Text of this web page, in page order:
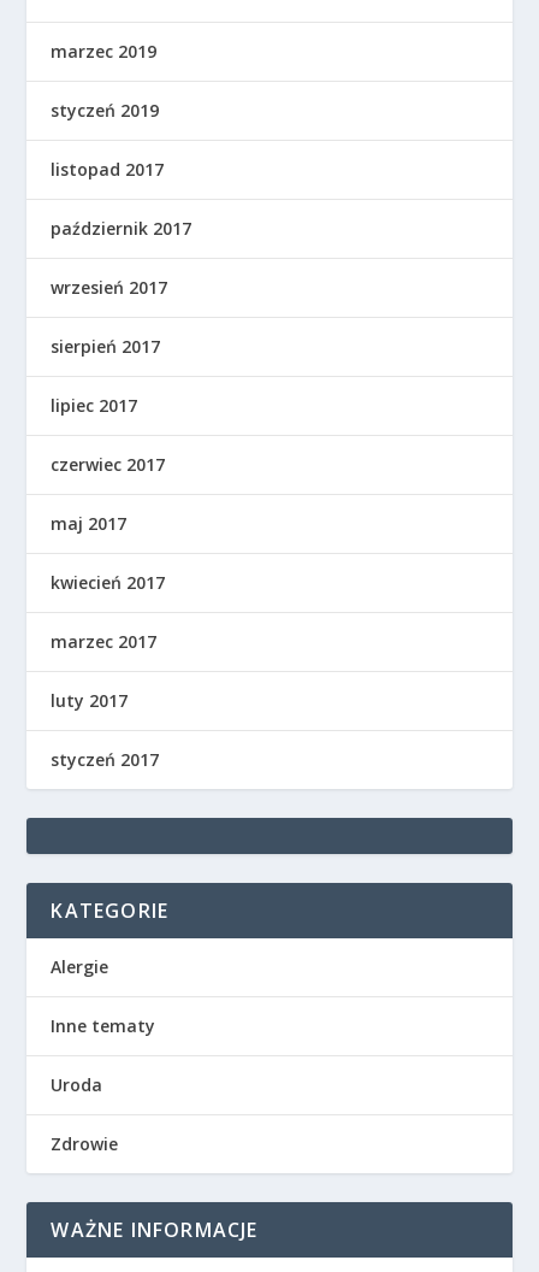
marzec 2019
styczeń 2019
listopad 2017
październik 2017
wrzesień 2017
sierpień 2017
lipiec 2017
czerwiec 2017
maj 2017
kwiecień 2017
marzec 2017
luty 2017
styczeń 2017
KATEGORIE
Alergie
Inne tematy
Uroda
Zdrowie
WAŻNE INFORMACJE